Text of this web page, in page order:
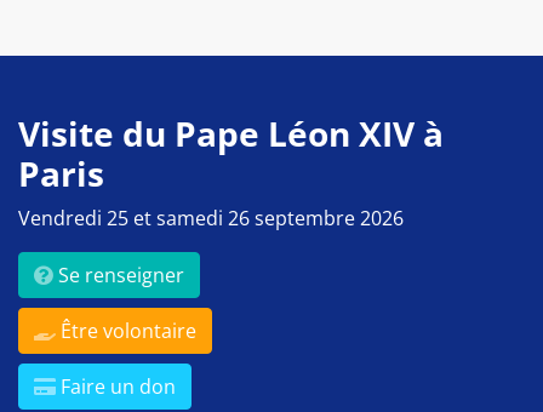
Visite du Pape Léon XIV à
Paris
Vendredi 25 et samedi 26 septembre 2026
Se renseigner
Être volontaire
Faire un don